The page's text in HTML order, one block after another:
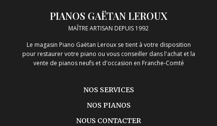
PIANOS GAËTAN LEROUX
MAÎTRE ARTISAN DEPUIS 1992
Le magasin Piano Gaëtan Leroux se tient à votre disposition
pour restaurer votre piano ou vous conseiller dans l'achat et la
vente de pianos neufs et d'occasion en Franche-Comté
NOS SERVICES
NOS PIANOS
NOUS CONTACTER